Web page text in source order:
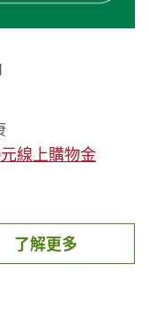
綠色環保
機構之認證
土雞肉
線上購物金
了解更多